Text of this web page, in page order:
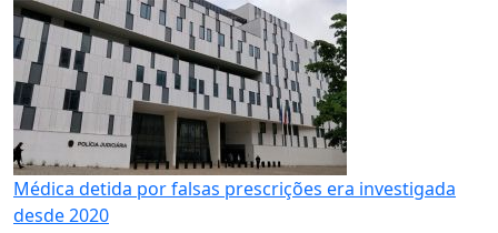
Médica detida por falsas prescrições era investigada
desde 2020